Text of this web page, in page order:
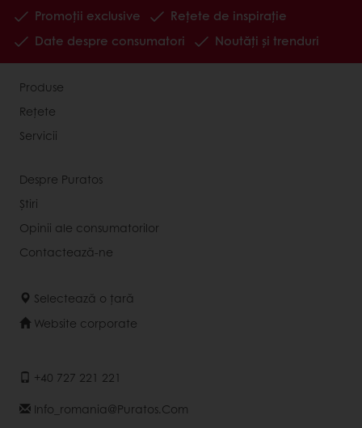
Promoții exclusive
Rețete de inspirație
Date despre consumatori
Noutăți și trenduri
Produse
Rețete
Servicii
Despre Puratos
Știri
Opinii ale consumatorilor
Contactează-ne
Selectează o țară
Website corporate
+40 727 221 221
Info_romania@puratos.com